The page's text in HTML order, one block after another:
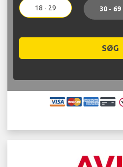
18 - 29 30 - 69
SØG